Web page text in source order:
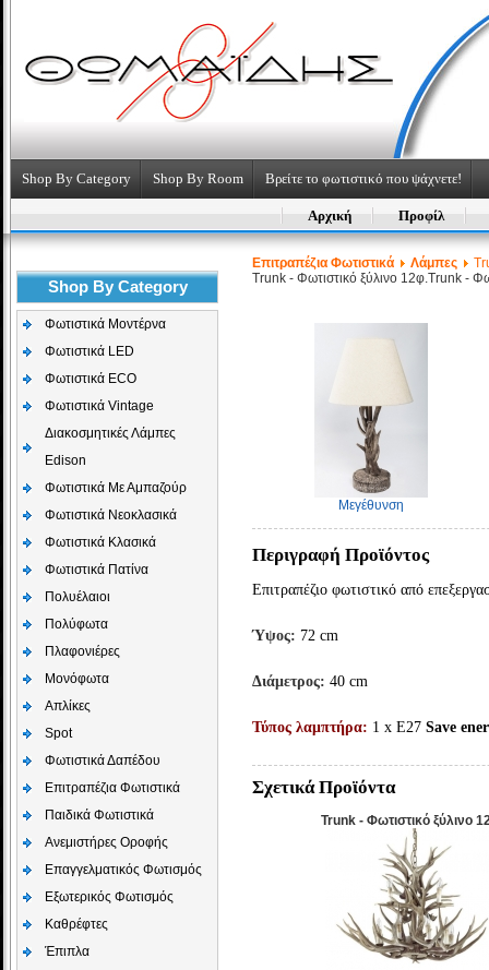
Shop By Category Shop By Room Βρείτε το φωτιστικό που ψάχνετε!
Αρχική Προφίλ
Shop By Category
Φωτιστικά Μοντέρνα
Φωτιστικά LED
Φωτιστικά ECO
Φωτιστικά Vintage
Διακοσμητικές Λάμπες
Edison
Φωτιστικά Με Αμπαζούρ
Φωτιστικά Νεοκλασικά
Φωτιστικά Κλασικά
Φωτιστικά Πατίνα
Πολυέλαιοι
Πολύφωτα
Πλαφονιέρες
Μονόφωτα
Απλίκες
Spot
Φωτιστικά Δαπέδου
Επιτραπέζια Φωτιστικά
Παιδικά Φωτιστικά
Aνεμιστήρες Οροφής
Επαγγελματικός Φωτισμός
Εξωτερικός Φωτισμός
Καθρέφτες
Έπιπλα
Επιτραπέζια Φωτιστικά Λάμπες
Trunk - Φωτιστικό ξύλινο 12φ.Trunk -
Μεγέθυνση
Περιγραφή Προϊόντος
Επιτραπέζιο φωτιστικό από
Ύψος: 72 cm
Διάμετρος: 40 cm
Τύπος λαμπτήρα: 1 x E27Save
Σχετικά Προϊόντα
Trunk - Φωτιστικό ξύλινο